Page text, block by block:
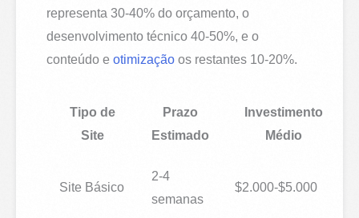
representa 30-40% do orçamento, o
desenvolvimento técnico 40-50%, e o
conteúdo eotimização os restantes 10-20%.
Tipo de
Site
Prazo
Estimado
Investimento
Médio
Site Básico
2-4
semanas
$2.000-$5.000